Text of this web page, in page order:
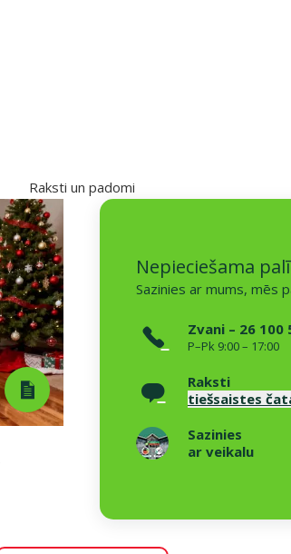
Raksti un padomi
Nepieciešama
Sazinies ar mums, mēs
Zvani – 26 100
P–Pk 9:00 – 17:00
Raksti
tiešsaistes
Sazinies
ar veikalu